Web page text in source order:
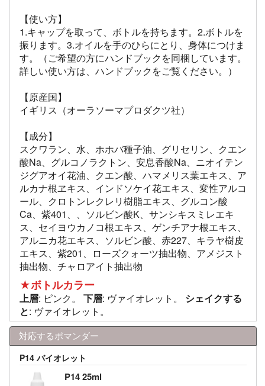
【使い方】
1.キャップを取って、ボトルを持ちます。2.ボトルを
振ります。3.オイルを手のひらにとり、身体につけま
す。（ご希望の方にハンドブックを同梱しています。
詳しい使い方は、ハンドブックをご覧ください。）
【原産国】
イギリス（オーラソーマプロダクツ社）
【成分】
スクワラン、水、ホホバ種子油、グリセリン、クエン
酸Na、グルコノラクトン、安息香酸Na、ニオイテン
ジグアオイ花油、クエン酸、ハマメリス葉エキス、ア
ルカナ根ヱキス、インドソケイ花エキス、変性アルコ
ール、クロトンレクレリ樹脂エキス、グルコン酸
Ca、紫401、、ソルビン酸K、サンシキスミレエキ
ス、セイヨウカノコ根エキス、ゲンチアナ根エキス、
アルニカ花エキス、ソルビン酸、赤227、キラヤ樹皮
エキス、紫201、ローズクォーツ抽出物、アメジスト
抽出物、チャロアイト抽出物
★ボトルカラー
上層: ピンク。 下層: ヴァイオレット。 シェイクする
と: ヴァイオレット。
対応するポマンダー
P14 バイオレット
P14 25ml